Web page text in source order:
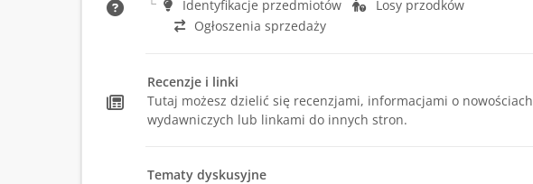
Identyfikacje przedmiotów
Losy przodków
Ogłoszenia sprzedaży
Recenzje i linki
Tutaj możesz dzielić się recenzjami, informacjami o nowościach
wydawniczych lub linkami do innych stron.
Tematy dyskusyjne